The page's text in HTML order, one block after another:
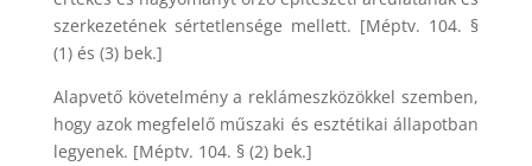
szerkezetének sértetlensége mellett. [Méptv. 104. §
(1) és (3) bek.]
Alapvető követelmény a reklámeszközökkel szemben,
hogy azok megfelelő műszaki és esztétikai állapotban
legyenek. [Méptv. 104. § (2) bek.]